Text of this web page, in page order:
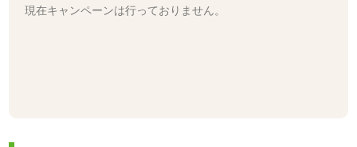
現在キャンペーンは行っておりません。